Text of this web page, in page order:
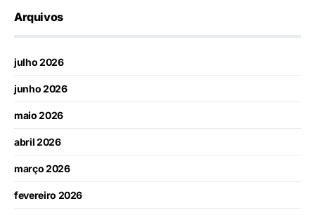
Arquivos
julho 2026
junho 2026
maio 2026
abril 2026
março 2026
fevereiro 2026